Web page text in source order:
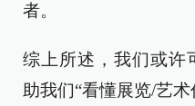
者。
综上所述，我们或许
助我们“看懂展览/艺术